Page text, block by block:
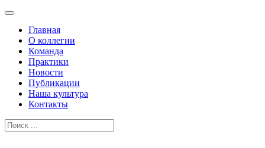
Главная
О коллегии
Команда
Практики
Новости
Публикации
Наша культура
Контакты